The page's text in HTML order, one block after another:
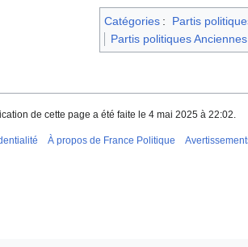
Catégories :
Partis
Partis politiques
de cette page a été faite le 4 mai 2025 à 22:02.
À propos de France Politique